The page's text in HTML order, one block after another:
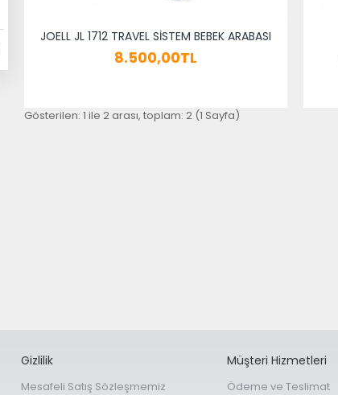
JOELL JL 1712 TRAVEL SİSTEM BEBEK ARABASI
8.500,00TL
Gösterilen: 1 ile 2 arası, toplam: 2 (1 Sayfa)
Gizlilik
Mesafeli Satış Sözleşmemiz
Müşteri Hizmetleri
Ödeme ve Teslimat